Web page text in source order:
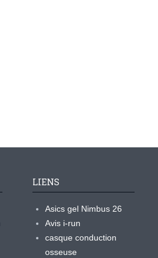
LIENS
Asics gel Nimbus 26
Avis i-run
casque conduction
osseuse